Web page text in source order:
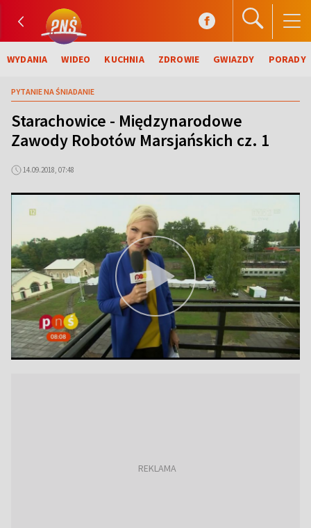
WYDANIA WIDEO KUCHNIA ZDROWIE GWIAZDY PORADY
PYTANIE NA ŚNIADANIE
Starachowice - Międzynarodowe
Zawody Robotów Marsjańskich cz. 1
14.09.2018, 07:48